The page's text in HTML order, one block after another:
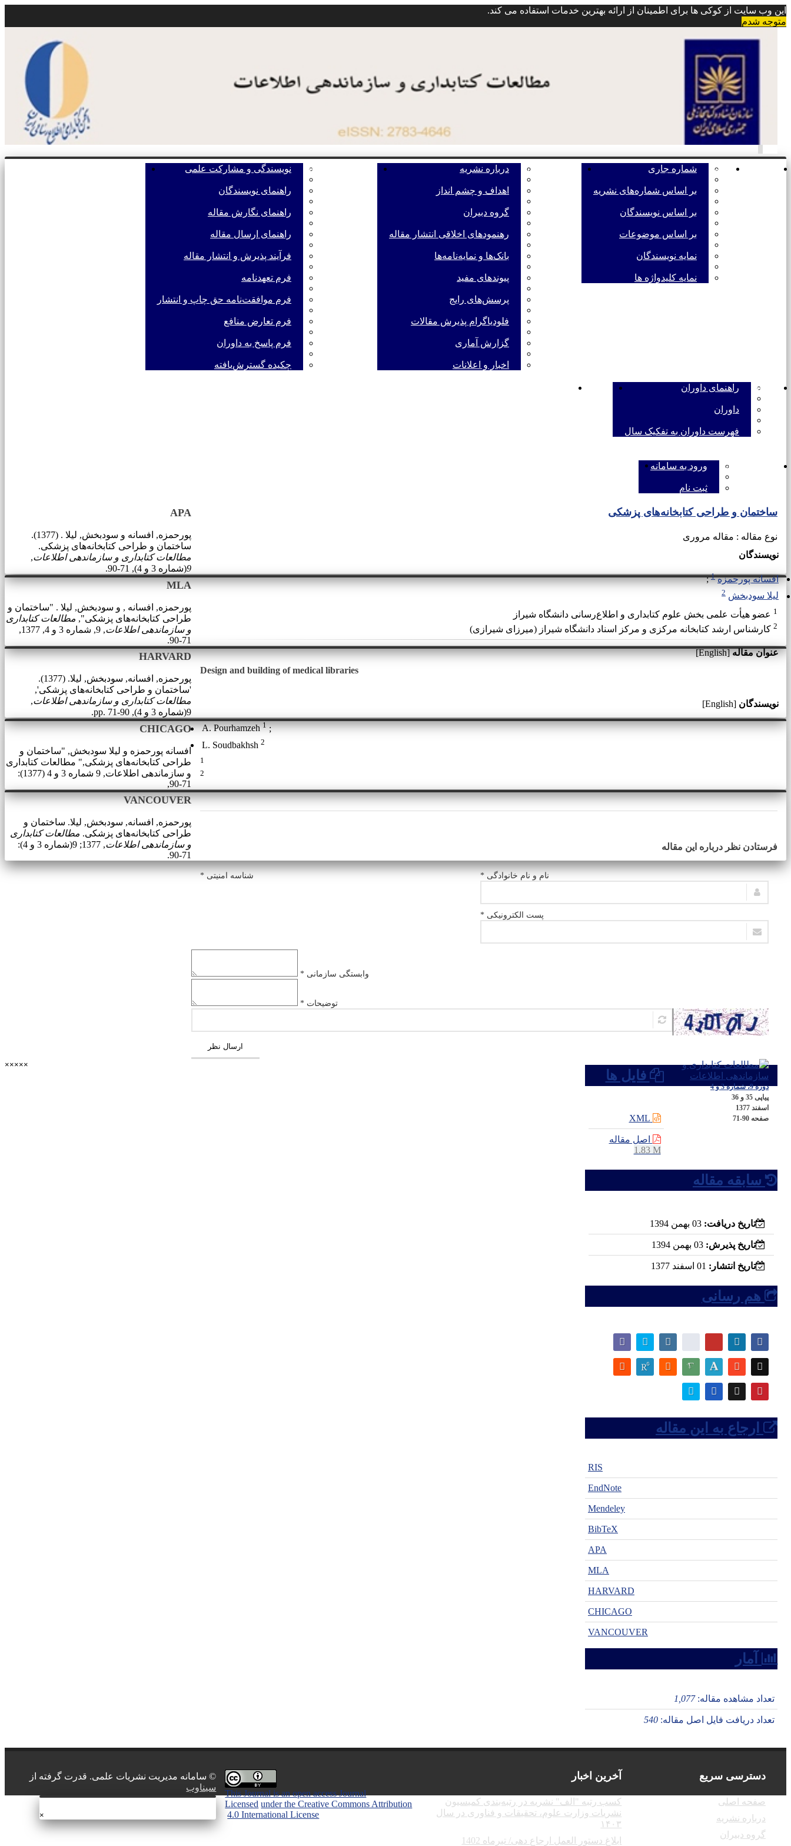
این وب سایت از کوکی ها برای اطمینان از ارائه بهترین خدمات استفاده می کند.
متوجه شدم
navigation
صفحه اصلی مرور شماره جاری
بر اساس شماره‌های نشریه
بر اساس نویسندگان
بر اساس موضوعات
نمایه نویسندگان
نمایه کلیدواژه ها
اطلاعات نشریه درباره نشریه
اهداف و چشم انداز
گروه دبیران
رهنمودهای اخلاقی انتشار مقاله
بانک‌ها و نمایه‌‌نامه‌ها
پیوندهای مفید
پرسش‌های رایج
فلودیاگرام پذیرش مقالات
گزارش آماری
اخبار و اعلانات
راهنمای نویسندگان نویسندگی و مشارکت علمی
راهنمای نویسندگان
راهنمای نگارش مقاله
راهنمای ارسال مقاله
فرآیند پذیرش و انتشار مقاله
فرم تعهدنامه
فرم موافقت‌نامه حق چاپ و انتشار
فرم تعارض منافع
فرم پاسخ به داوران
چکیده گسترش‌یافته
داوران راهنمای داوران
داوران
فهرست داوران به تفکیک سال
تماس با ما
ورود به سامانه ورود به سامانه
ثبت نام
ساختمان و طراحی کتابخانه‌های پزشکی
نوع مقاله : مقاله مروری
نویسندگان
افسانه پورحمزه 1
لیلا سودبخش 2
1 عضو هیأت علمی بخش علوم کتابداری و اطلاع‌رسانی دانشگاه شیراز
2 کارشناس ارشد کتابخانه مرکزی و مرکز اسناد دانشگاه شیراز (میرزای شیرازی)
عنوان مقاله[English]
Design and building of medical libraries
نویسندگان [English]
A. Pourhamzeh1
L. Soudbakhsh 2
1
2
فرستادن نظر درباره این مقاله
نام و نام خانوادگی *
پست الکترونیکی *
وابستگی سازمانی *
توضیحات *
شناسه امنیتی *
ارسال نظر
دوره 9، شماره 3 و 4
پیاپی 35 و 36
اسفند 1377
صفحه 71-90
فایل ها
اصل مقاله
1.83 M
سابقه مقاله
تاریخ دریافت:
تاریخ پذیرش:
تاریخ انتشار:
هم رسانی
ارجاع به این مقاله
RIS
EndNote
Mendeley
BibTeX
APA
MLA
HARVARD
CHICAGO
VANCOUVER
آمار
تعداد مشاهده مقاله:1,077
تعداد دریافت فایل اصل مقاله: 540
×
APA
پورحمزه, افسانه و سودبخش, لیلا . (1377).
ساختمان و طراحی کتابخانه‌های پزشکی.
مطالعات کتابداری و سازماندهی اطلاعات,
9(شماره 3 و 4), 71-90.
×
MLA
پورحمزه, افسانه , و سودبخش, لیلا . "ساختمان و
طراحی کتابخانه‌های پزشکی", مطالعات کتابداری
و سازماندهی اطلاعات
, 9, شماره 3 و 4, 1377,
71-90.
×
HARVARD
پورحمزه, افسانه, سودبخش, لیلا. (1377).
'ساختمان و طراحی کتابخانه‌های پزشکی',
مطالعات کتابداری و سازماندهی اطلاعات,
9(شماره 3 و 4), pp. 71-90.
×
CHICAGO
افسانه پورحمزه و لیلا سودبخش, "ساختمان و
طراحی کتابخانه‌های پزشکی," مطالعات کتابداری
و سازماندهی اطلاعات, 9 شماره 3 و 4 (1377):
71-90,
×
VANCOUVER
پورحمزه, افسانه, سودبخش, لیلا. ساختمان و
طراحی کتابخانه‌های پزشکی. مطالعات کتابداری
و سازماندهی اطلاعات
, 1377; 9(شماره 3 و 4):
71-90.
دسترسی سریع
صفحه اصلی
درباره نشریه
گروه دبیران
آخرین اخبار
کسب رتبه "الف" نشریه در رتبه‌بندی کمیسیون
نشریات وزارت علوم، تحقیقات و فناوری در سال
۱۴۰۳
ابلاغ دستور العمل ارجاع دهی/ تیرماه 1402
This Journal is an open access Journal
Licensed under the Creative Commons Attribution
4.0 International License
© سامانه مدیریت نشریات علمی. قدرت گرفته از
سیناوب
×